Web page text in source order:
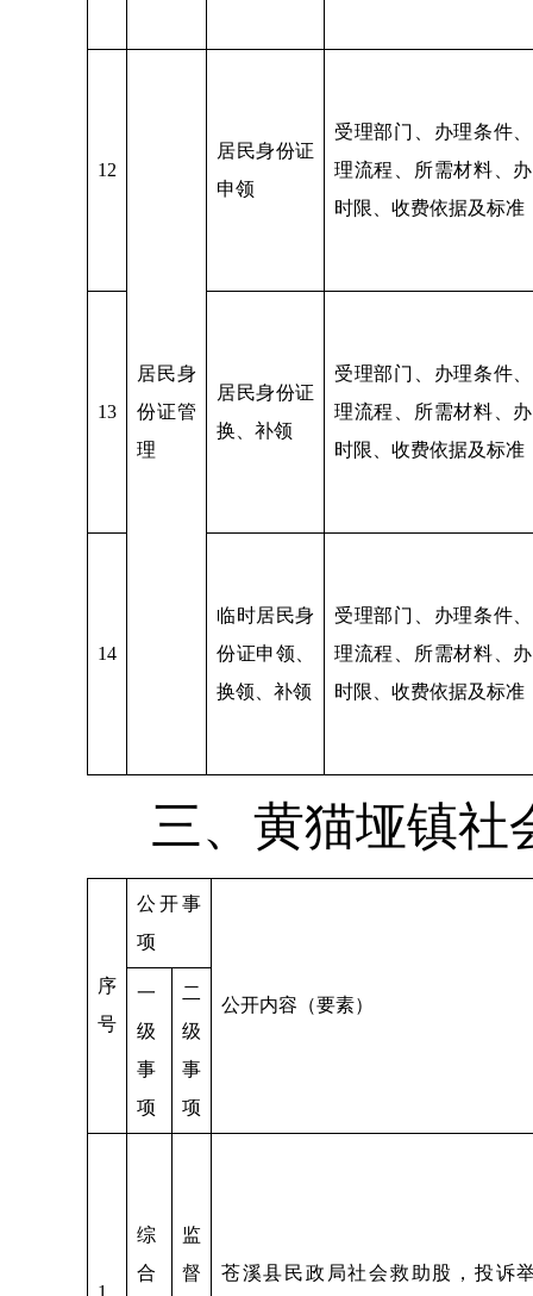
12
居民身
份证管
理
居民身份证
申领
受理部门、办理条件
理流程、所需材料、
时限、收费依据及标准
13
居民身份证
换、补领
受理部门、办理条件
理流程、所需材料、
时限、收费依据及标准
14
临时居民身
份证申领、
换领、补领
受理部门、办理条件
理流程、所需材料、
时限、收费依据及标准
三、黄猫垭镇社
序
号
公开事
项
公开内容（要素）
一
级
事
项
二
级
事
项
1
综
合
监
督
苍溪县民政局社会救助股，投诉